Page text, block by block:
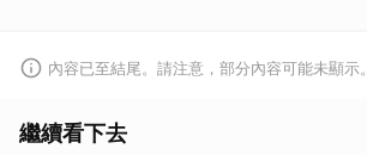
內容已至結尾。請注意，部分內容可能未顯示。
繼續看下去